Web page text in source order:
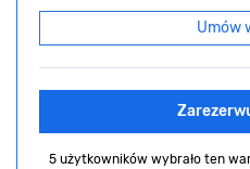
Umów
5 użytkowników wybrało ten